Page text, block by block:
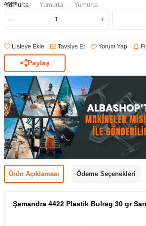
ADET
Listeye Ekle Tavsiye Et Yorum Yap
Paylaş
Ürün Açıklaması Ödeme Seçenekleri
Şamandra 4422 Plastik Bulrag 30 gr Sarı